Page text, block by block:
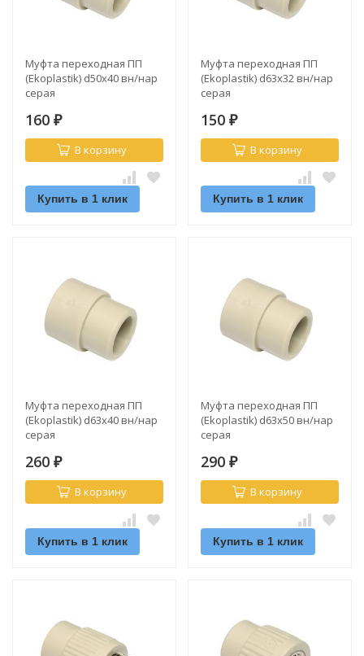
Муфта переходная ПП
(Ekoplastik) d50х40 вн/нар
серая
160 ₽
В корзину
Купить в 1 клик
Муфта переходная ПП
(Ekoplastik) d63х32 вн/нар
серая
150 ₽
В корзину
Купить в 1 клик
Муфта переходная ПП
(Ekoplastik) d63х40 вн/нар
серая
260 ₽
В корзину
Купить в 1 клик
Муфта переходная ПП
(Ekoplastik) d63х50 вн/нар
серая
290 ₽
В корзину
Купить в 1 клик